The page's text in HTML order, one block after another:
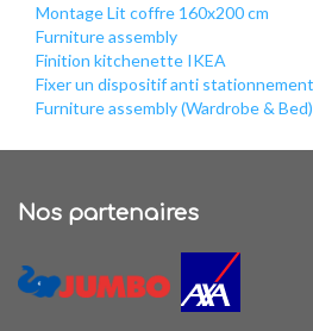
Montage Lit coffre 160x200 cm
Furniture assembly
Finition kitchenette IKEA
Fixer un dispositif anti
Furniture assembly (Wardrobe &
Nos partenaires